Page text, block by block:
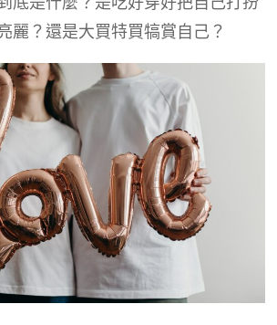
麗？還是大買特買犒賞自己？